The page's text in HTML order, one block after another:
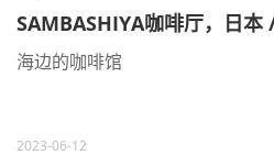
SAMBASHIYA咖啡厅，日本
海边的咖啡馆
2023-06-12